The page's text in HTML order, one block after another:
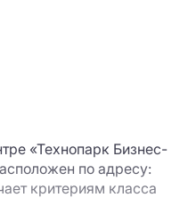
«Технопарк Бизнес-
по адресу:
критериям класса